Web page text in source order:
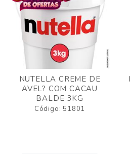
NUTELLA CREME DE
AVEL? COM CACAU
BALDE 3KG
Código: 51801